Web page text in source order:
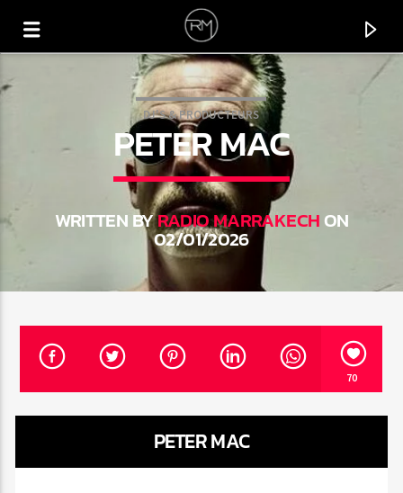
CURRENT TRACK
GÜZELLER İÇINDEN
MOBLACK
DJ'S & PRODUCTEURS
PETER MAC
WRITTEN BYRADIO MARRAKECHON
02/01/2026
70
PETER MAC